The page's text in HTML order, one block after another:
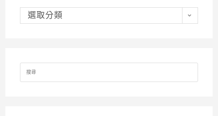
分
類選取分類
Search
for: